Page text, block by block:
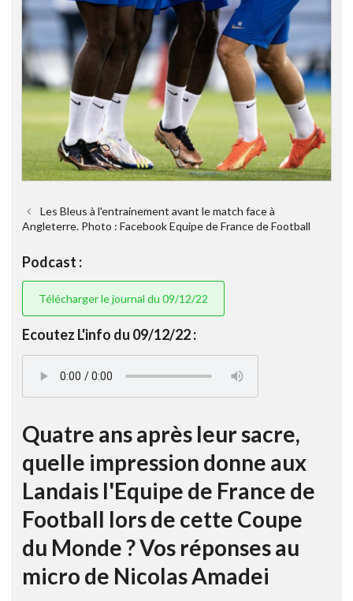
Les Bleus à l'entrainement avant le match face à
Angleterre. Photo : Facebook Equipe de France de Football
Podcast :
Télécharger le journal du 09/12/22
Ecoutez L'info du 09/12/22 :
Quatre ans après leur sacre,
quelle impression donne aux
Landais l'Equipe de France de
Football lors de cette Coupe
du Monde ? Vos réponses au
micro de Nicolas Amadei